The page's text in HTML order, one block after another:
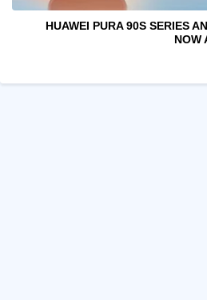
HUAWEI PURA 90S SERIES
NOW